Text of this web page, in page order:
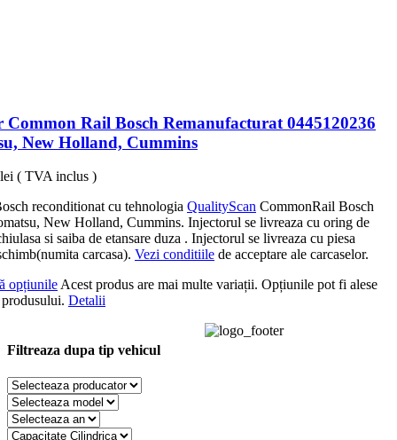
Common Rail Bosch Remanufacturat 0445120236
New Holland, Cummins
lei ( TVA inclus )
reconditionat cu tehnologia QualityScan CommonRail Bosch
New Holland, Cummins. Injectorul se livreaza cu oring de
si saiba de etansare duza . Injectorul se livreaza cu piesa
carcasa). Vezi conditiile de acceptare ale carcaselor.
opțiunileAcest produs are mai multe variații. Opțiunile pot fi alese
Detalii
Filtreaza dupa tip vehicul